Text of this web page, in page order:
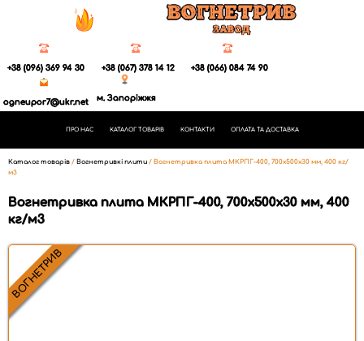
+38 (096) 369 94 30 +38 (067) 378 14 12 +38 (066) 084 74 90
ogneupor7@ukr.net
м. Запоріжжя
ПРО НАС КАТАЛОГ ТОВАРІВ КОНТАКТИ ОПЛАТА ТА ДОСТАВКА
Каталог товарів / Вогнетривкі плити / Вогнетривка плита МКРПГ-400, 700x500x30 мм, 400 кг/
м3
Вогнетривка плита МКРПГ-400, 700x500x30 мм, 400
кг/м3
ВОГНЕТРИВ